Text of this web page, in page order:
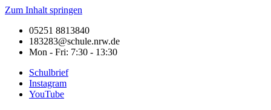
Zum Inhalt springen
05251 8813840
183283@schule.nrw.de
Mon - Fri: 7:30 - 13:30
Schulbrief
Instagram
YouTube